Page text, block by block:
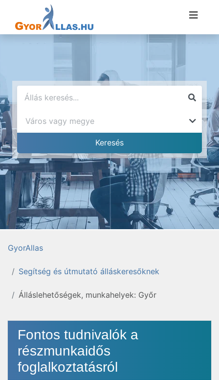
GyorAllas
Segítség és útmutató álláskeresőknek
Álláslehetőségek, munkahelyek: Győr
Fontos tudnivalók a
részmunkaidős
foglalkoztatásról